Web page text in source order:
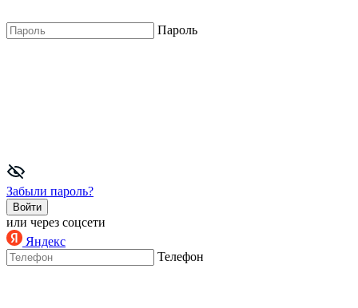
Пароль
Забыли пароль?
Войти
или через соцсети
Яндекс
Телефон